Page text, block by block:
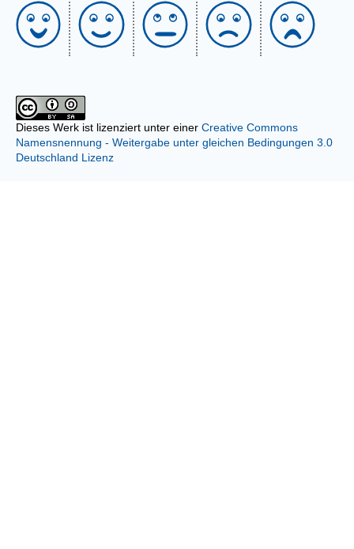
Dieses Werk ist lizenziert unter einer Creative Commons
Namensnennung - Weitergabe unter gleichen Bedingungen 3.0
Deutschland Lizenz